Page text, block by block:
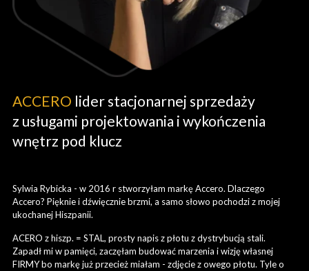
ACCERO lider stacjonarnej sprzedaży
z usługami projektowania i wykończenia
wnętrz pod klucz
Sylwia Rybicka - w 2016 r stworzyłam markę Accero. Dlaczego
Accero? Pięknie i dźwięcznie brzmi, a samo słowo pochodzi z mojej
ukochanej Hiszpanii.
ACERO z hiszp. = STAL, prosty napis z płotu z dystrybucją stali.
Zapadł mi w pamięci, zaczęłam budować marzenia i wizję własnej
FIRMY bo markę już przecież miałam - zdjęcie z owego płotu. Tyle o